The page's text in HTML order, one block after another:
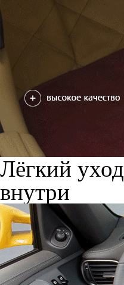
Лёгкий уход
внутри